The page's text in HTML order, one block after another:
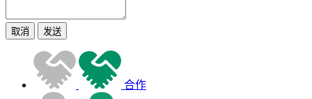
取消 发送
合作